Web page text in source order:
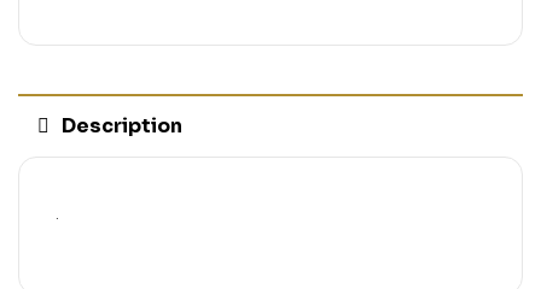
Description
.